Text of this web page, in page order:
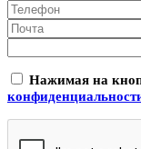
Нажимая на